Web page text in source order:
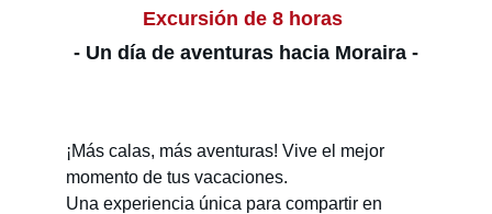
¡Más calas, más aventuras! Vive el mejor
momento de tus vacaciones.
Una experiencia única para compartir en
Excursión de 8 horas
- Un día de aventuras hacia Moraira -